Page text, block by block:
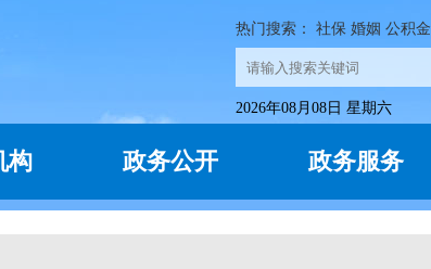
热门搜索： 社保 婚姻 公积金
2026年08月08日 星期六
构 政务公开 政务服务